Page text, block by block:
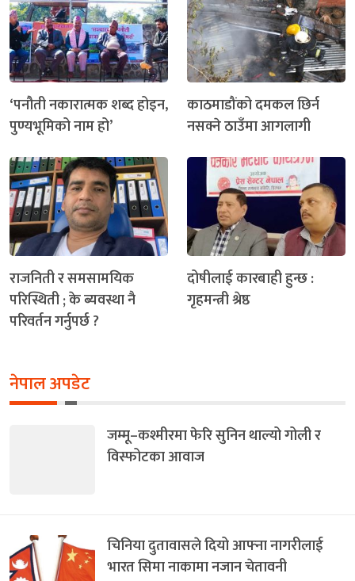
‘पनौती नकारात्मक शब्द होइन,
पुण्यभूमिको नाम हो’
काठमाडौंको दमकल छिर्न
नसक्ने ठाउँमा आगलागी
राजनिती र समसामयिक
परिस्थिती ; के ब्यवस्था नै
परिवर्तन गर्नुपर्छ ?
दोषीलाई कारबाही हुन्छ :
गृहमन्त्री श्रेष्ठ
नेपाल अपडेट
जम्मू–कश्मीरमा फेरि सुनिन थाल्यो गोली र
विस्फोटका आवाज
चिनिया दुतावासले दियो आफ्ना नागरीलाई
भारत सिमा नाकामा नजान चेतावनी